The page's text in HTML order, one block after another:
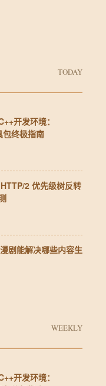
TODAY
开发环境：
终极指南
2 优先级树反转
剧能解决哪些内容生
WEEKLY
开发环境：